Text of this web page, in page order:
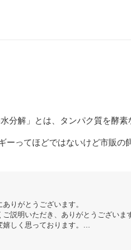
分解」とは、タンパク質を酵
ーってほどではないけど市販
りがとうございます。
説明いただき、ありがとうございま
しく思っております。